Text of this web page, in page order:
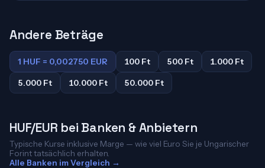
Andere Beträge
1 HUF = 0,002750 EUR 100 Ft 500 Ft
1.000 Ft
5.000 Ft
10.000 Ft 50.000 Ft
HUF/EUR bei Banken & Anbietern
Typische Kurse inklusive Marge — wie viel Euro Sie je Ungarischer
Forint tatsächlich erhalten.
Alle Banken im Vergleich →